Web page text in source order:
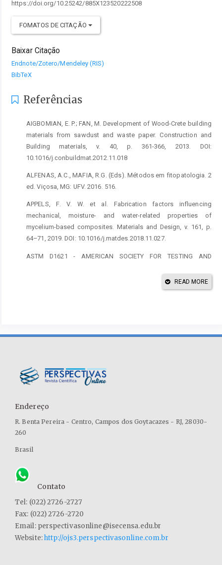
https://doi.org/10.25242/885X123520222508
FOMATOS DE CITAÇÃO
Baixar Citação
Endnote/Zotero/Mendeley (RIS)
BibTeX
Referências
AIGBOMIAN, E. P.; FAN, M. Development of Wood-Crete building
materials from sawdust and waste paper. Construction and
Building materials, v. 40, p. 361-366, 2013. DOI:
10.1016/j.conbuildmat.2012.11.018
ALFENAS, A.C., MAFIA, R.G. (Eds). Métodos em fitopatologia. 2
ed. Viçosa, MG: UFV. 2016. 516.
APPELS, F. V. W. et al. Fabrication factors influencing
mechanical, moisture- and water-related properties of
mycelium-based composites. Materials and Design, v. 161, p.
64–71, 2019. DOI: 10.1016/j.matdes.2018.11.027.
ASTM D1621 - AMERICAN SOCIETY FOR TESTING AND
compressive properties of rigid cellular plastics. West
briquettes prepared under modest die pressures. Biomass and
Bioenergy, v. 18, n. 3, p. 223-228, 2000. DOI: 10.1016/S0961-
COULIBALY, L., NAVEAU, H., AGATHOS, S.N. A tanks-in-series
bioreactor to simulate macromolecule laden wastewater
Water Research, v. 36, n. 16, p. 3941-3948, 2002. DOI:
CORREIA, D. S., SANTOS, F. H. R., SOARES, L.H.B., CORREIA, M. E.
F. Enzimas oxidativas microbianas envolvidas na
biodegradação da lignocelulose: produção, características
bioquímicas e importância biotecnológica. EMBRAPA
ELRAGI, A. Selected Engineering Properties and Applications of
READ MORE
Endereço
R. Benta Pereira - Centro, Campos dos Goytacazes - RJ, 28030-
260
Brasil
Contato
Tel: (022) 2726-2727
Fax: (022) 2726-2720
Email: perspectivasonline@isecensa.edu.br
Website:http://ojs3.perspectivasonline.com.br